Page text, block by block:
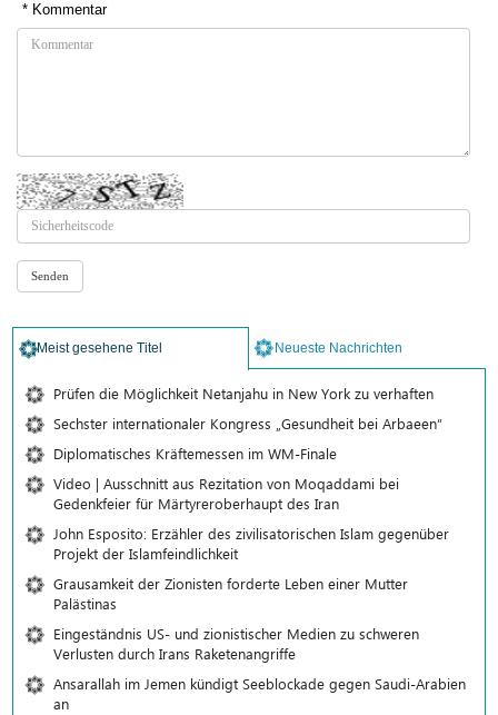
* Kommentar
Meist gesehene Titel Neueste Nachrichten
Prüfen die Möglichkeit Netanjahu in New York zu verhaften
Sechster internationaler Kongress „Gesundheit bei Arbaeen“
Diplomatisches Kräftemessen im WM-Finale
Video | Ausschnitt aus Rezitation von Moqaddami bei
Gedenkfeier für Märtyreroberhaupt des Iran
John Esposito: Erzähler des zivilisatorischen Islam gegenüber
Projekt der Islamfeindlichkeit
Grausamkeit der Zionisten forderte Leben einer Mutter
Palästinas
Eingeständnis US- und zionistischer Medien zu schweren
Verlusten durch Irans Raketenangriffe
Ansarallah im Jemen kündigt Seeblockade gegen Saudi-Arabien
an